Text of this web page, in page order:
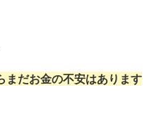
まだお金の不安はあります